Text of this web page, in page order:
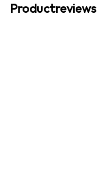
Productreviews